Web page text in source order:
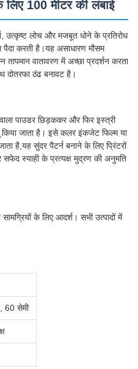
लिए 100 मीटर की लंबाई
उत्कृष्ट लोच और मजबूत धोने के प्रतिरोध
पैदा करती है।यह असाधारण मौसम
वातावरण में अच्छा प्रदर्शन करता
दोतरफा ठंढ बनावट है।
पाउडर छिड़ककर और फिर इस्त्री
किया जाता है। इसे कलर इंकजेट फिल्म या
है,यह सुंदर पैटर्न बनाने के लिए प्रिंटरों
सफेद स्याही के प्रत्यक्ष मुद्रण की अनुमति
के लिए आदर्श। सभी उत्पादों में
60 सेमी